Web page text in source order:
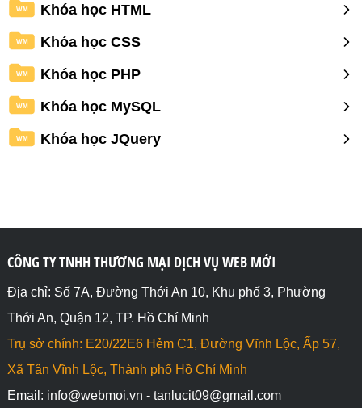
WM Khóa học HTML
WM Khóa học CSS
WM Khóa học PHP
WM Khóa học MySQL
WM Khóa học JQuery
CÔNG TY TNHH THƯƠNG MẠI DỊCH VỤ WEB MỚI
Địa chỉ: Số 7A, Đường Thới An 10, Khu phố 3, Phường
Thới An, Quận 12, TP. Hồ Chí Minh
Trụ sở chính: E20/22E6 Hẻm C1, Đường Vĩnh Lộc, Ấp 57,
Xã Tân Vĩnh Lộc, Thành phố Hồ Chí Minh
Email: info@webmoi.vn - tanlucit09@gmail.com